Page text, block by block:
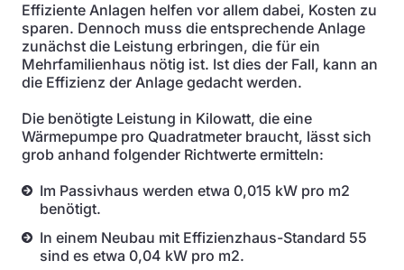
Effiziente Anlagen helfen vor allem dabei, Kosten zu
sparen. Dennoch muss die entsprechende Anlage
zunächst die Leistung erbringen, die für ein
Mehrfamilienhaus nötig ist. Ist dies der Fall, kann an
die Effizienz der Anlage gedacht werden.
Die benötigte Leistung in Kilowatt, die eine
Wärmepumpe pro Quadratmeter braucht, lässt sich
grob anhand folgender Richtwerte ermitteln:
Im Passivhaus werden etwa 0,015 kW pro m2
benötigt.
In einem Neubau mit Effizienzhaus-Standard 55
sind es etwa 0,04 kW pro m2.